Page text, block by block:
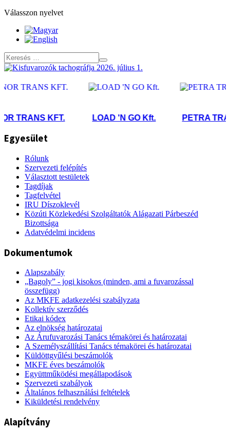
Válasszon nyelvet
TRANS KFT. LOAD 'N GO Kft. PETRA
Egyesület
Rólunk
Szervezeti felépítés
Választott testületek
Tagdíjak
Tagfelvétel
IRU Díszoklevél
Közúti Közlekedési Szolgáltatók Alágazati Párbeszéd
Bizottsága
Adatvédelmi incidens
Dokumentumok
Alapszabály
„Bagoly” - jogi kisokos (minden, ami a fuvarozással
összefügg)
Az MKFE adatkezelési szabályzata
Kollektív szerződés
Etikai kódex
Az elnökség határozatai
Az Árufuvarozási Tanács témakörei és határozatai
A Személyszállítási Tanács témakörei és határozatai
Küldöttgyűlési beszámolók
MKFE éves beszámolók
Együttműködési megállapodások
Szervezeti szabályok
Általános felhasználási feltételek
Kiküldetési rendelvény
Alapítvány